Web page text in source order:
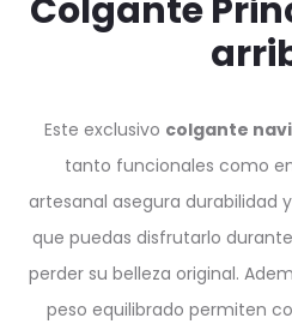
Colgante
Este exclusivo colgante
tanto funcionales como
artesanal asegura durabilidad
que puedas disfrutarlo
perder su belleza original.
peso equilibrado permiten